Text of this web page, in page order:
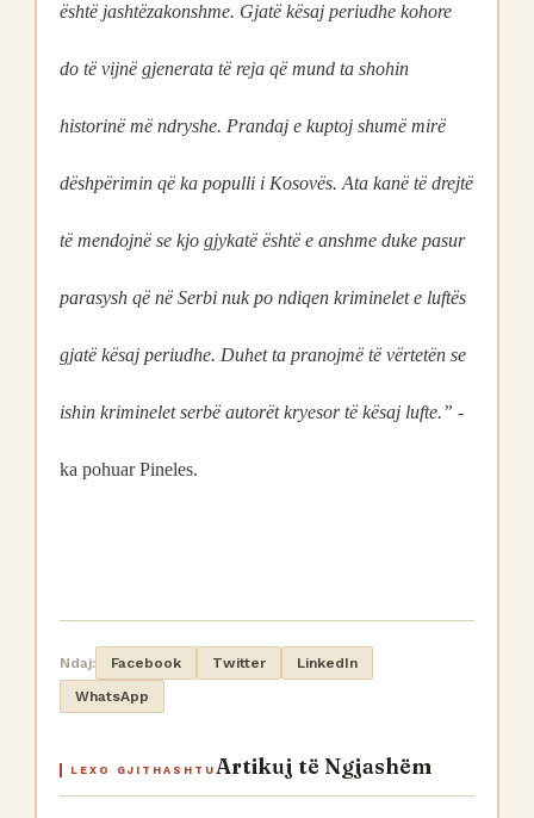
është jashtëzakonshme. Gjatë kësaj periudhe kohore
do të vijnë gjenerata të reja që mund ta shohin
historinë më ndryshe. Prandaj e kuptoj shumë mirë
dëshpërimin që ka populli i Kosovës. Ata kanë të drejtë
të mendojnë se kjo gjykatë është e anshme duke pasur
parasysh që në Serbi nuk po ndiqen kriminelet e luftës
gjatë kësaj periudhe. Duhet ta pranojmë të vërtetën se
ishin kriminelet serbë autorët kryesor të kësaj lufte.” -
ka pohuar Pineles.
Ndaj: Facebook Twitter
LinkedIn
WhatsApp
LEXO GJITHASHTU Artikuj të Ngjashëm